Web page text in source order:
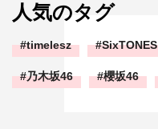
人気のタグ
timelesz SixTONES
乃木坂46 櫻坂46